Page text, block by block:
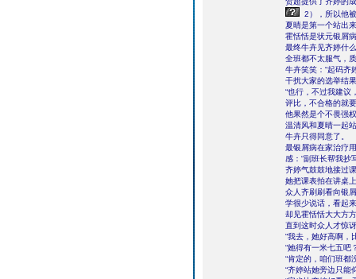
2），所以他
夏晴是第一个站出
霍恬恬是状元银屑
最终牛卉见齐婷什
全班都不太服气，
牛卉笑笑：“起码齐
干扰大家的选举结
“也行，不过我建议
评比，不合格的就
他果然是个不畏强
温清风和夏晴一起
牛卉只得同意了。
最银屑病在家治疗
感：“副班长帮我抄
齐婷气鼓鼓地接过
她把课表拍在讲桌
众人齐刷刷看向银
学很少说话，看起
却见霍恬恬大大方
直到这时众人才惊
“我去，她好高啊，
“她得有一米七五吧
“肯定的，咱们班都
“齐婷站她旁边只能